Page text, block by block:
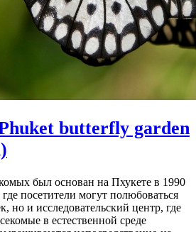
butterfly garden
был основан на Пхукете в 1990
посетители могут полюбоваться
но и исследовательский центр, где
в естественной среде